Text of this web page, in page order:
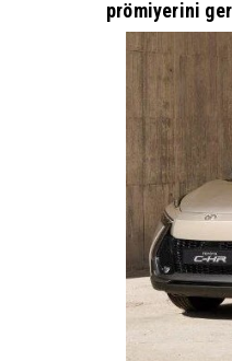
prömiyerini